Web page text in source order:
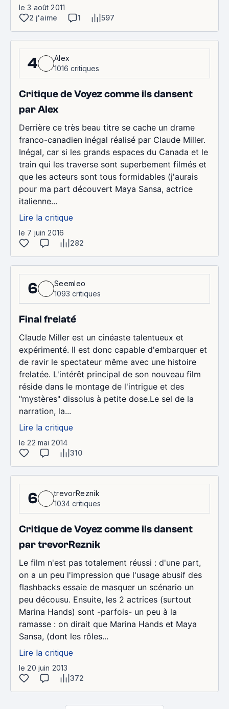
le 3 août 2011
2 j'aime
1 597
4
Alex
1016 critiques
Critique de Voyez comme ils dansent
par Alex
Derrière ce très beau titre se cache un drame
franco-canadien inégal réalisé par Claude Miller.
Inégal, car si les grands espaces du Canada et le
train qui les traverse sont superbement filmés et
que les acteurs sont tous formidables (j'aurais
pour ma part découvert Maya Sansa, actrice
italienne...
Lire la critique
le 7 juin 2016
282
6
Seemleo
1093 critiques
Final frelaté
Claude Miller est un cinéaste talentueux et
expérimenté. Il est donc capable d'embarquer et
de ravir le spectateur même avec une histoire
frelatée. L'intérêt principal de son nouveau film
réside dans le montage de l'intrigue et des
"mystères" dissolus à petite dose.Le sel de la
narration, la...
Lire la critique
le 22 mai 2014
310
6
trevorReznik
1034 critiques
Critique de Voyez comme ils dansent
par trevorReznik
Le film n'est pas totalement réussi : d'une part,
on a un peu l'impression que l'usage abusif des
flashbacks essaie de masquer un scénario un
peu décousu. Ensuite, les 2 actrices (surtout
Marina Hands) sont -parfois- un peu à la
ramasse : on dirait que Marina Hands et Maya
Sansa, (dont les rôles...
Lire la critique
le 20 juin 2013
372